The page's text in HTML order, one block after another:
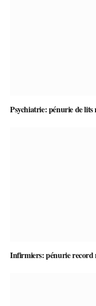
Psychiatrie: pénurie de lits
Infirmiers: pénurie record